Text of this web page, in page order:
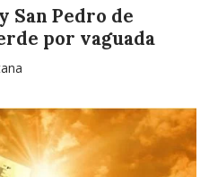
San Pedro de
por vaguada